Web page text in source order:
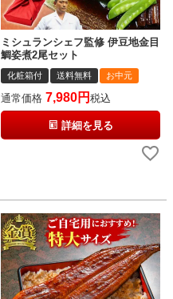
ミシュランシェフ監修 伊豆地金目
鯛姿煮2尾セット
化粧箱付 送料無料 お中元
通常価格 7,980 税込
詳細を見る